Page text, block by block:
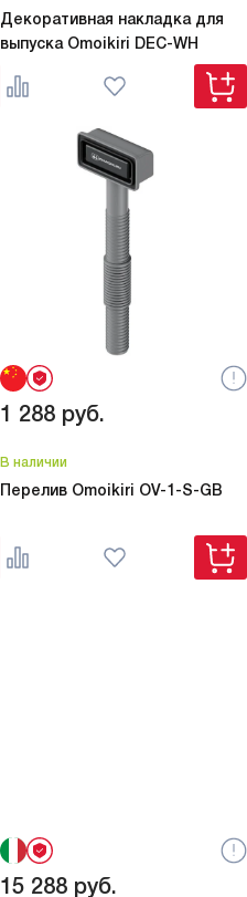
Декоративная накладка для
выпуска Omoikiri DEC-WH
1 288 руб.
В наличии
Перелив Omoikiri OV-1-S-GB
15 288 руб.